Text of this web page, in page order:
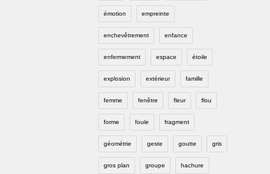
émotion empreinte
enchevêtrement enfance
enfermement espace étoile
explosion extérieur famille
femme fenêtre fleur flou
forme foule fragment
géométrie geste goutte gris
gros plan groupe hachure